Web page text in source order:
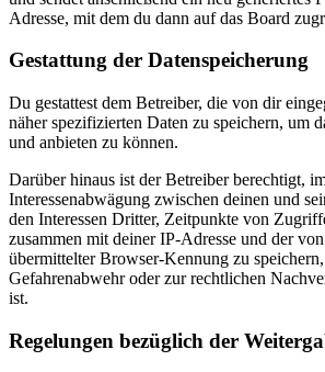
Adresse, mit dem du dann auf das Board
Gestattung der Datenspeicherung
Du gestattest dem Betreiber, die von dir
näher spezifizierten Daten zu speichern, um
und anbieten zu können.
Darüber hinaus ist der Betreiber berechtigt,
Interessenabwägung zwischen deinen und
den Interessen Dritter, Zeitpunkte von
zusammen mit deiner IP-Adresse und der
übermittelter Browser-Kennung zu
Gefahrenabwehr oder zur rechtlichen
ist.
Regelungen bezüglich der